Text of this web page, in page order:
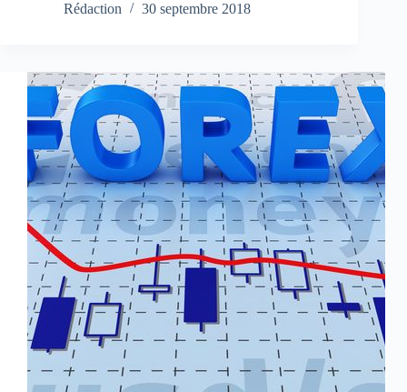
Rédaction
30 septembre 2018